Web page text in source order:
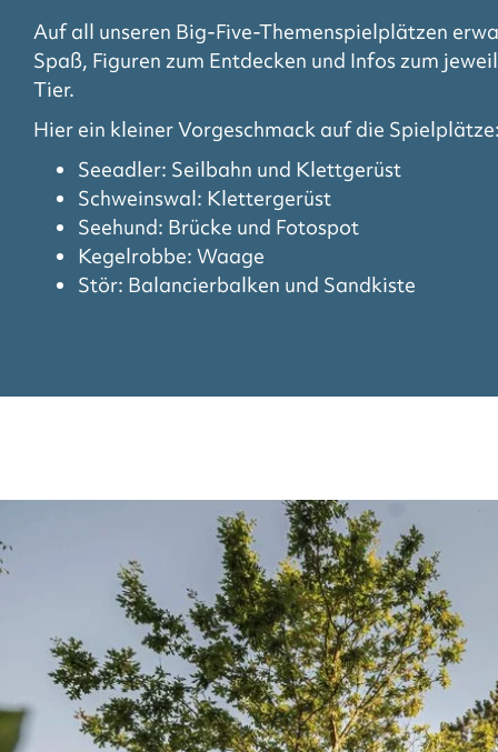
Auf all unseren Big-Five-Themenspielplätzen
Spaß, Figuren zum Entdecken und Infos zum
Tier.
Hier ein kleiner Vorgeschmack auf die
Seeadler: Seilbahn und Klettgerüst
Schweinswal: Klettergerüst
Seehund: Brücke und Fotospot
Kegelrobbe: Waage
Stör: Balancierbalken und Sandkiste